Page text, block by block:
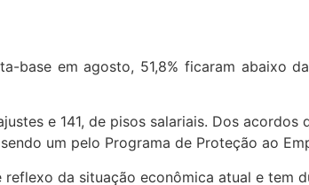
base em agosto, 51,8% ficaram abaixo
e 141, de pisos salariais. Dos acordos
um pelo Programa de Proteção ao
da situação econômica atual e tem